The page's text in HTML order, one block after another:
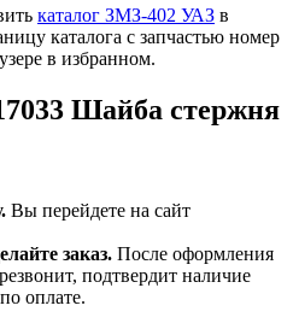
каталог ЗМЗ-402 УАЗ в
каталога с запчастью номер
в избранном.
Шайба стержня
Вы перейдете на сайт
заказ. После оформления
подтвердит наличие
оплате.